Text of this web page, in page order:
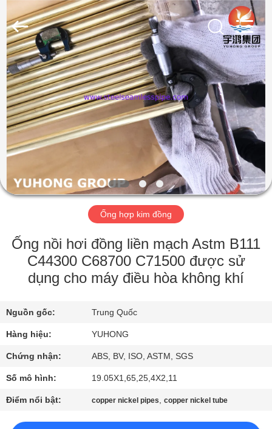
NHÀ
CÁC
SẢN
PHẨM
VỀ
CHÚNG
THAM
QUAN
MÁY
KIỂM
SOÁT
CHẤT
LƯỢNG
2026
Yuhong
Group
Co.,Ltd.
Rights
Reserved.
Ống hợp kim đồng
Ống nồi hơi đồng liền mạch Astm B111
C44300 C68700 C71500 được sử
dụng cho máy điều hòa không khí
Nguồn gốc: Trung Quốc
Hàng hiệu: YUHONG
Chứng nhận: ABS, BV, ISO, ASTM, SGS
Số mô hình: 19.05X1,65,25,4X2,11
Điểm nổi bật: copper nickel pipes,copper nickel tube